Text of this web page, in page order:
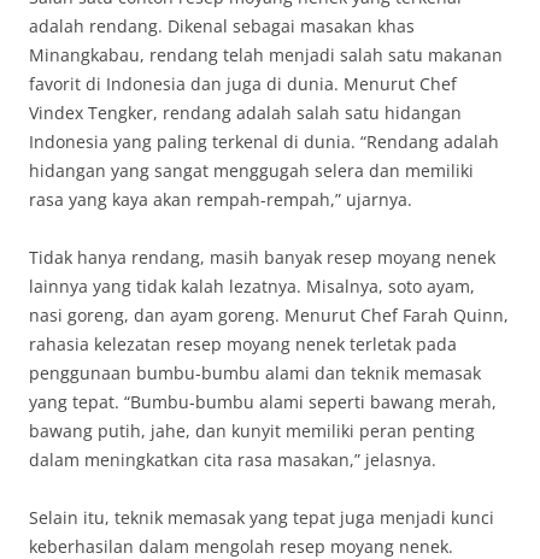
adalah rendang. Dikenal sebagai masakan khas
Minangkabau, rendang telah menjadi salah satu makanan
favorit di Indonesia dan juga di dunia. Menurut Chef
Vindex Tengker, rendang adalah salah satu hidangan
Indonesia yang paling terkenal di dunia. “Rendang adalah
hidangan yang sangat menggugah selera dan memiliki
rasa yang kaya akan rempah-rempah,” ujarnya.
Tidak hanya rendang, masih banyak resep moyang nenek
lainnya yang tidak kalah lezatnya. Misalnya, soto ayam,
nasi goreng, dan ayam goreng. Menurut Chef Farah Quinn,
rahasia kelezatan resep moyang nenek terletak pada
penggunaan bumbu-bumbu alami dan teknik memasak
yang tepat. “Bumbu-bumbu alami seperti bawang merah,
bawang putih, jahe, dan kunyit memiliki peran penting
dalam meningkatkan cita rasa masakan,” jelasnya.
Selain itu, teknik memasak yang tepat juga menjadi kunci
keberhasilan dalam mengolah resep moyang nenek.